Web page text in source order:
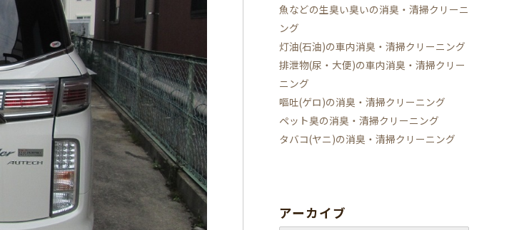
魚などの生臭い臭いの消臭・清掃クリーニ
ング
灯油(石油)の車内消臭・清掃クリーニング
排泄物(尿・大便)の車内消臭・清掃クリー
ニング
嘔吐(ゲロ)の消臭・清掃クリーニング
ペット臭の消臭・清掃クリーニング
タバコ(ヤニ)の消臭・清掃クリーニング
アーカイブ